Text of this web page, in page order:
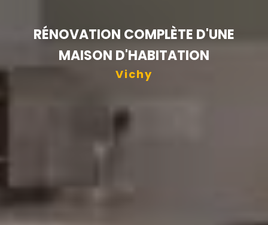
RÉNOVATION COMPLÈTE D'UNE
MAISON D'HABITATION
Vichy